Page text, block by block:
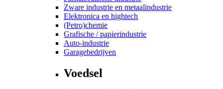
Zware industrie en metaalindustrie
Elektronica en hightech
(Petro)chemie
Grafische / papierindustrie
Auto-industrie
Garagebedrijven
Voedsel